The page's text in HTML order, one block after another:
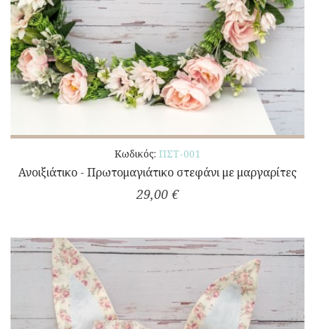
Κωδικός: ΠΣΤ-001
Ανοιξιάτικο - Πρωτομαγιάτικο στεφάνι με μαργαρίτες
29,00 €